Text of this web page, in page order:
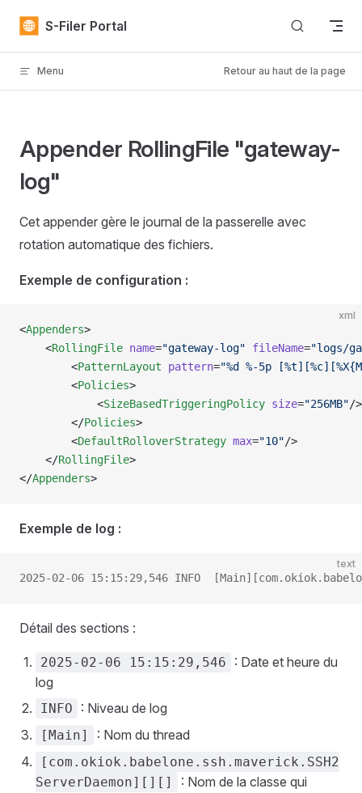
Skip to content
S-Filer Portal
Menu Retour au haut de la page
Appender RollingFile "gateway-
log"
Cet appender gère le journal de la passerelle avec
rotation automatique des fichiers.
Exemple de configuration :
xml
<Appenders>
    <
RollingFile name="gateway-log" fileName="logs/
        <
PatternLayout pattern="%d %-5p
        <
Policies>
            <
SizeBasedTriggeringPolicy size="256MB"/>
        </
Policies>
        <
DefaultRolloverStrategy max="10"/>
    </
RollingFile>
</Appenders>
Exemple de log :
text
2025-02-06 15:15:29,546 INFO
Détail des sections :
2025-02-06 15:15:29,546
: Date et heure du
log
INFO : Niveau de log
[Main] : Nom du thread
[com.okiok.babelone.ssh.maverick.SSH2
ServerDaemon][][]
: Nom de la classe qui